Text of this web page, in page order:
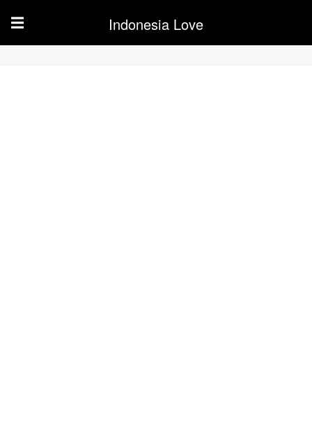
☰ Indonesia Love